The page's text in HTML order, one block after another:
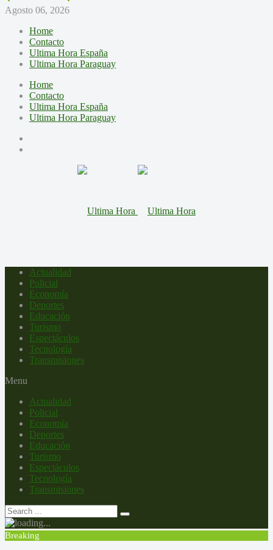
Agosto 06, 2026
Home
Contacto
Ultima Hora España
Ultima Hora Paraguay
Home
Contacto
Ultima Hora España
Ultima Hora Paraguay
Actualidad
Policial
Economía
Deportes
Educación
Turismo
Espectáculos
Tecnología
Transmisiones
Menu
Actualidad
Policial
Economía
Deportes
Educación
Turismo
Espectáculos
Tecnología
Transmisiones
Breaking